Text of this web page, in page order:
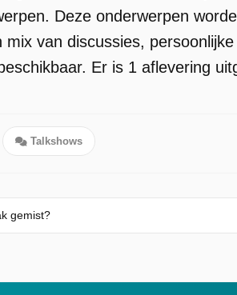
Deze onderwerpen
van discussies,
Er is 1 aflevering
Talkshows
gemist?